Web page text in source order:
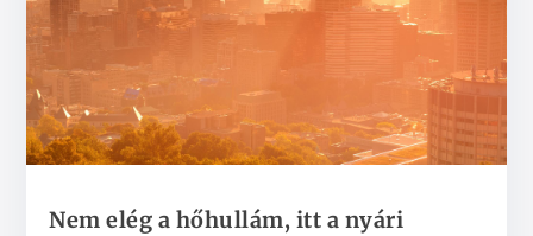
Nem elég a hőhullám, itt a nyári